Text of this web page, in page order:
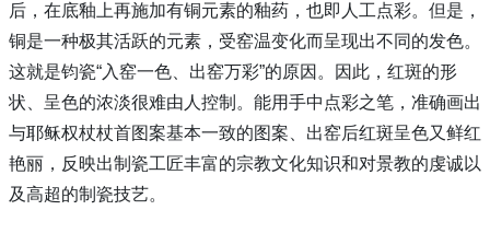
后，在底釉上再施加有铜元素的釉药，也即人工点彩。但是，
铜是一种极其活跃的元素，受窑温变化而呈现出不同的发色。
这就是钧瓷“入窑一色、出窑万彩”的原因。因此，红斑的形
状、呈色的浓淡很难由人控制。能用手中点彩之笔，准确画出
与耶稣权杖杖首图案基本一致的图案、出窑后红斑呈色又鲜红
艳丽，反映出制瓷工匠丰富的宗教文化知识和对景教的虔诚以
及高超的制瓷技艺。